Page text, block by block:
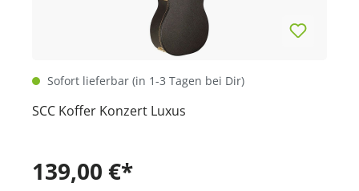
Sofort lieferbar (in 1-3 Tagen bei Dir)
SCC Koffer Konzert Luxus
139,00 €*